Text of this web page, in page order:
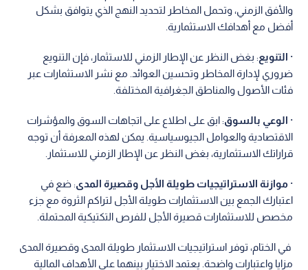
والأفق الزمني، وتحمل المخاطر لتحديد النهج الذي يتوافق بشكل
أفضل مع أهدافك الاستثمارية.
· التنويع: بغض النظر عن الإطار الزمني للاستثمار، فإن التنويع
ضروري لإدارة المخاطر وتحسين العوائد. مع نشر الاستثمارات عبر
فئات الأصول والمناطق الجغرافية المختلفة.
· الوعي بالسوق: ابق على اطلاع على اتجاهات السوق والمؤشرات
الاقتصادية والعوامل الجيوسياسية. يمكن لهذه المعرفة أن توجه
قراراتك الاستثمارية، بغض النظر عن الإطار الزمني للاستثمار.
·موازنة الاستراتيجيات طويلة الأجل وقصيرة المدى: ضع في
اعتبارك الجمع بين الاستثمارات طويلة الأجل لتراكم الثروة مع جزء
مخصص للاستثمارات قصيرة الأجل للفرص التكتيكية المحتملة.
في الختام، توفر استراتيجيات الاستثمار طويلة المدى وقصيرة المدى
مزايا واعتبارات واضحة. يعتمد الاختيار بينهما على الأهداف المالية